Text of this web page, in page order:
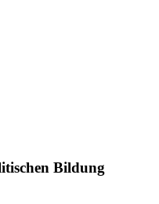
Bildung